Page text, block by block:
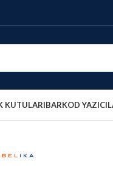
KUTULARIBARKOD